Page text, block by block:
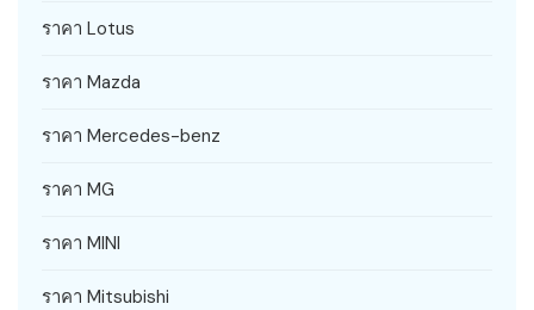
ราคา Lotus
ราคา Mazda
ราคา Mercedes-benz
ราคา MG
ราคา MINI
ราคา Mitsubishi